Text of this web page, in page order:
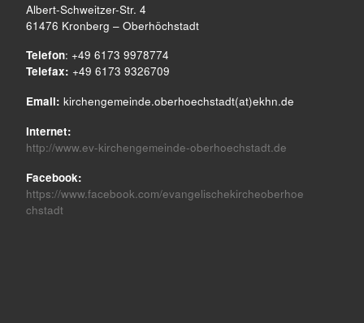
Albert-Schweitzer-Str. 4
61476 Kronberg – Oberhöchstadt
Telefon: +49 6173 9978774
Telefax: +49 6173 9326709
Email: kirchengemeinde.oberhoechstadt(at)ekhn.de
Internet:
http://www.ev-kirchengemeinde-oberhoechstadt.de
Facebook:
https://www.facebook.com/evangelischekircheoberhoe
chstadt